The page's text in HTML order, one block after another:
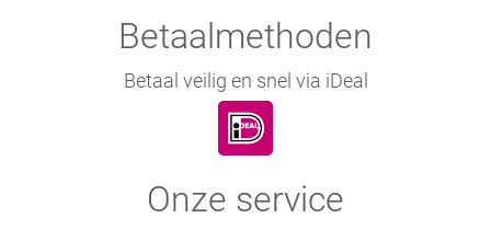
Betaalmethoden
Betaal veilig en snel via iDeal
Onze service